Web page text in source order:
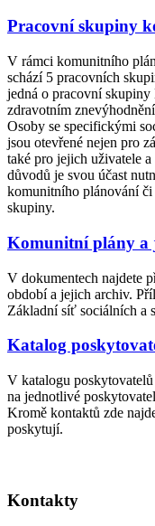
Pracovní skupiny
V rámci komunitního
schází 5 pracovních
jedná o pracovní
zdravotním
Osoby se specifickými
jsou otevřené nejen pro
také pro jejich uživatele
důvodů je svou účast
komunitního plánování
skupiny.
Komunitní plány a
V dokumentech najdete
období a jejich archiv.
Základní síť sociálních a
Katalog
V katalogu
na jednotlivé
Kromě kontaktů zde
poskytují.
Kontakty